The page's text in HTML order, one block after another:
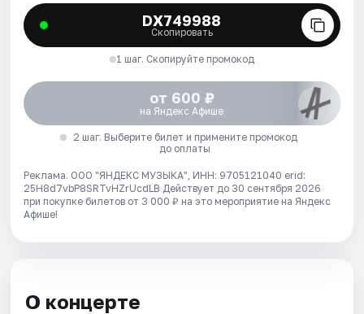
DX749988
Скопировать
1 шаг. Скопируйте промокод
от 600 ₽
на Яндекс Афише
2 шаг. Выберите билет и примените промокод
до оплаты
Реклама. ООО "ЯНДЕКС МУЗЫКА", ИНН: 9705121040 erid:
25H8d7vbP8SRTvHZrUcdLB Действует до 30 сентября 2026
при покупке билетов от 3 000 ₽ на это мероприятие на Яндекс
Афише!
О концерте